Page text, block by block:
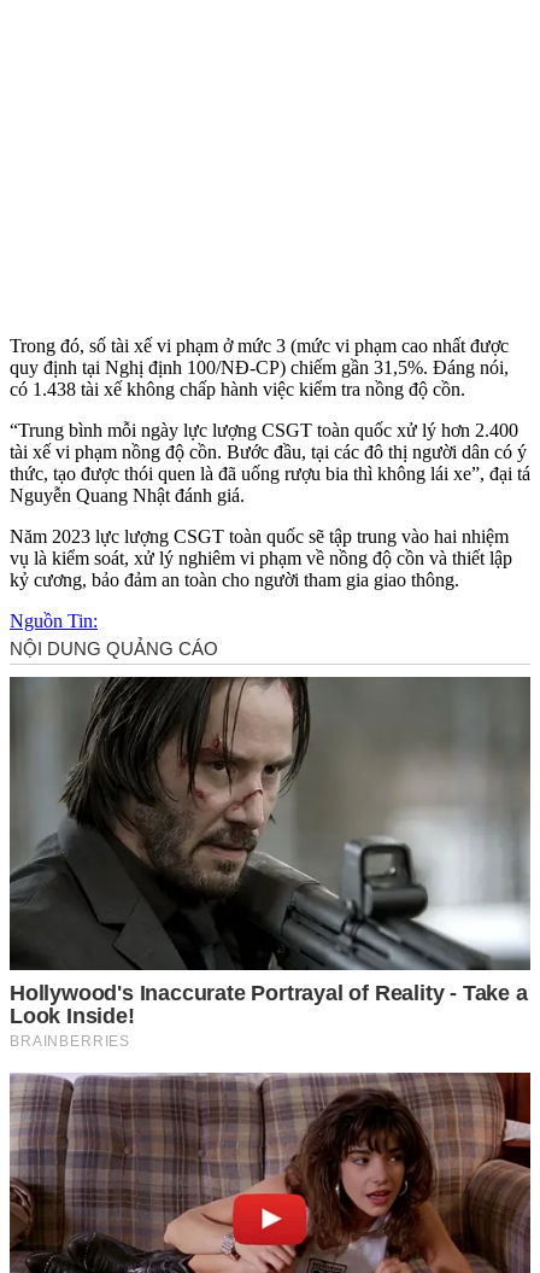
Trong đó, số tài xế vi phạm ở mức 3 (mức vi phạm cao nhất được
quy định tại Nghị định 100/NĐ-CP) chiếm gần 31,5%. Đáng nói,
có 1.438 tài xế không chấp hành việc kiểm tra nồng độ cồn.
“Trung bình mỗi ngày lực lượng CSGT toàn quốc xử lý hơn 2.400
tài xế vi phạm nồng độ cồn. Bước đầu, tại các đô thị người dân có ý
thức, tạo được thói quen là đã uống rượu bia thì không lái xe”, đại tá
Nguyễn Quang Nhật đánh giá.
Năm 2023 lực lượng CSGT toàn quốc sẽ tập trung vào hai nhiệm
vụ là kiểm soát, xử lý nghiêm vi phạm về nồng độ cồn và thiết lập
kỷ cương, bảo đảm an toàn cho người tham gia giao thông.
Nguồn Tin: